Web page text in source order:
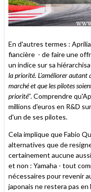
En d'autres termes :
fiancière - de faire une
un indice sur sa
la priorité. L'améliorer autant
marché et que les pilotes
priorité". Comprendre
millions d'euros en R&D
d'un de ses pilotes.
Cela implique que Fabio
alternatives que de
certainement aucune
et non : Yamaha - tout
nécessaires pour revenir
japonais ne restera pas